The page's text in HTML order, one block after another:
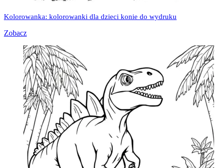
Kolorowanka: kolorowanki dla dzieci konie do wydruku
Zobacz